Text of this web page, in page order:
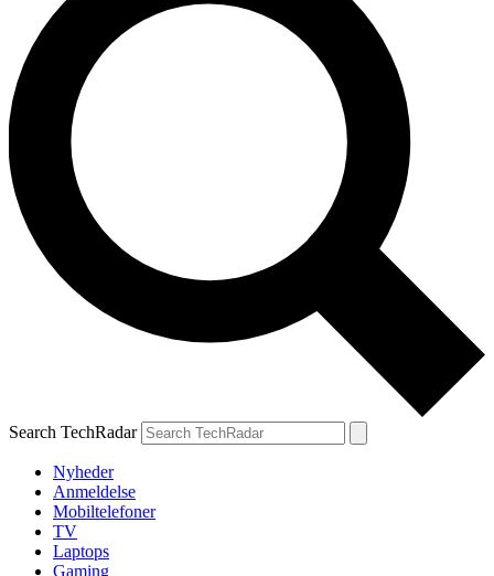
Search TechRadar
Nyheder
Anmeldelse
Mobiltelefoner
TV
Laptops
Gaming